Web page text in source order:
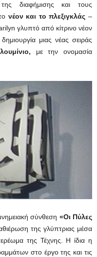
διαφήμισης και τους
νέον και το πλεξιγκλάς–
γλυπτό από κίτρινο νέον
μιας νέας σειράς
, με την ονομασία
σύνθεση «Οι Πύλες
της γλύπτριας μέσα
της Τέχνης. Η ίδια η
στο έργο της και τις